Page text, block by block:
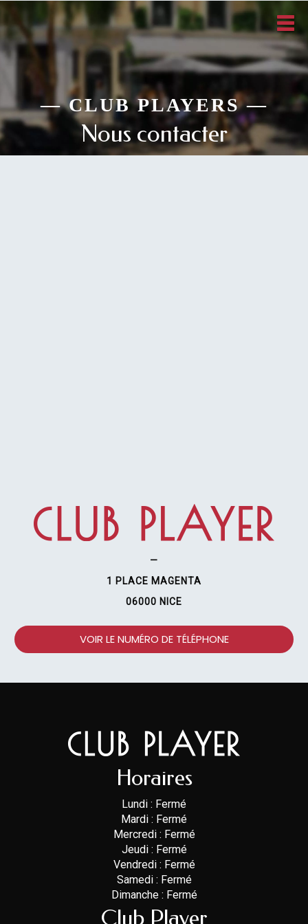
—CLUB PLAYERS—
Nous contacter
—
1 PLACE MAGENTA
06000 NICE
VOIR LE NUMÉRO DE TÉLÉPHONE
Horaires
Lundi : Fermé
Mardi : Fermé
Mercredi : Fermé
Jeudi : Fermé
Vendredi : Fermé
Samedi : Fermé
Dimanche : Fermé
Club Player